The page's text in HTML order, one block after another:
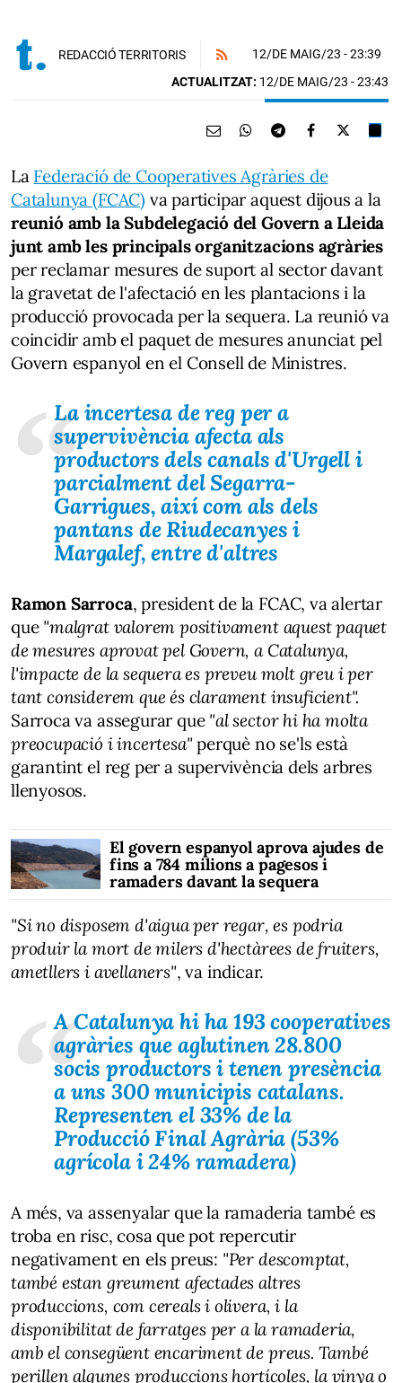
REDACCIÓ TERRITORIS 12/DE MAIG/23 - 23:39
ACTUALITZAT: 12/DE MAIG/23 - 23:43
La Federació de Cooperatives Agràries de
Catalunya (FCAC)va participar aquest dijous a la
reunió amb la Subdelegació del Govern a Lleida
junt amb les principals organitzacions agràries
per reclamar mesures de suport al sector davant
la gravetat de l'afectació en les plantacions i la
producció provocada per la sequera. La reunió va
coincidir amb el paquet de mesures anunciat pel
Govern espanyol en el Consell de Ministres.
La incertesa de reg per a
supervivència afecta als
productors dels canals d'Urgell i
parcialment del Segarra-
Garrigues, així com als dels
pantans de Riudecanyes i
Margalef, entre d'altres
Ramon Sarroca, president de la FCAC, va alertar
que "malgrat valorem positivament aquest paquet
de mesures aprovat pel Govern, a Catalunya,
l'impacte de la sequera es preveu molt greu i per
tant considerem que és clarament insuficient".
Sarroca va assegurar que "al sector hi ha molta
preocupació i incertesa"perquè no se'ls està
garantint el reg per a supervivència dels arbres
llenyosos.
El govern espanyol aprova ajudes de
fins a 784 milions a pagesos i
ramaders davant la sequera
"Si no disposem d'aigua per regar, es podria
produir la mort de milers d'hectàrees de fruiters,
ametllers i avellaners", va indicar.
A Catalunya hi ha 193 cooperatives
agràries que aglutinen 28.800
socis productors i tenen presència
a uns 300 municipis catalans.
Representen el 33% de la
Producció Final Agrària (53%
agrícola i 24% ramadera)
A més, va assenyalar que la ramaderia també es
troba en risc, cosa que pot repercutir
negativament en els preus: "Per descomptat,
també estan greument afectades altres
produccions, com cereals i olivera, i la
disponibilitat de farratges per a la ramaderia,
amb el consegüent encariment de preus. També
perillen algunes produccions hortícoles, la vinya o